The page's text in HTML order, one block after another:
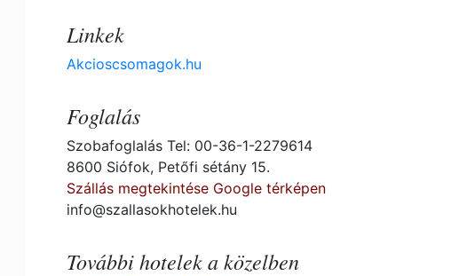
Linkek
Akcioscsomagok.hu
Foglalás
Szobafoglalás Tel: 00-36-1-2279614
8600 Siófok, Petőfi sétány 15.
Szállás megtekintése Google térképen
info@szallasokhotelek.hu
További hotelek a közelben